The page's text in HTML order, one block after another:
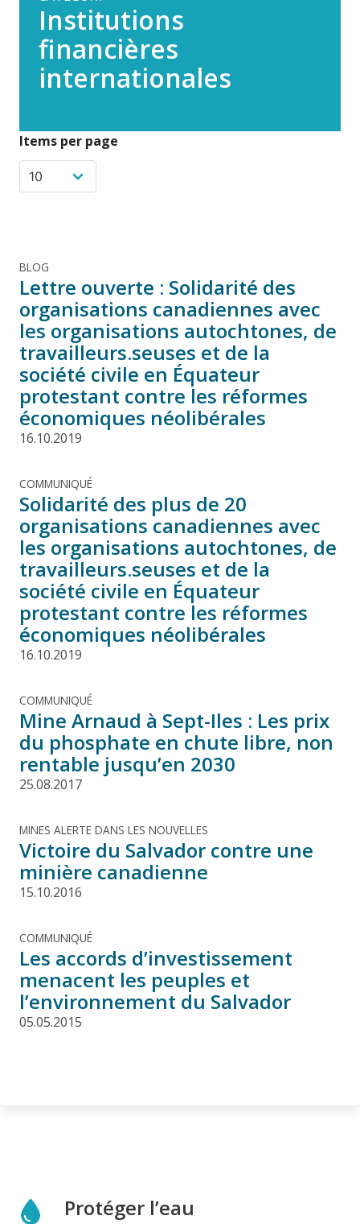
Institutions
financières
internationales
Items per page
BLOG
Lettre ouverte : Solidarité des
organisations canadiennes avec
les organisations autochtones, de
travailleurs.seuses et de la
société civile en Équateur
protestant contre les réformes
économiques néolibérales
16.10.2019
COMMUNIQUÉ
Solidarité des plus de 20
organisations canadiennes avec
les organisations autochtones, de
travailleurs.seuses et de la
société civile en Équateur
protestant contre les réformes
économiques néolibérales
16.10.2019
COMMUNIQUÉ
Mine Arnaud à Sept-Iles : Les prix
du phosphate en chute libre, non
rentable jusqu’en 2030
25.08.2017
MINES ALERTE DANS LES NOUVELLES
Victoire du Salvador contre une
minière canadienne
15.10.2016
COMMUNIQUÉ
Les accords d’investissement
menacent les peuples et
l’environnement du Salvador
05.05.2015
Protéger l’eau